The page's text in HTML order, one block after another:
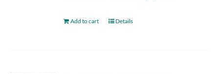
Add to cart Details